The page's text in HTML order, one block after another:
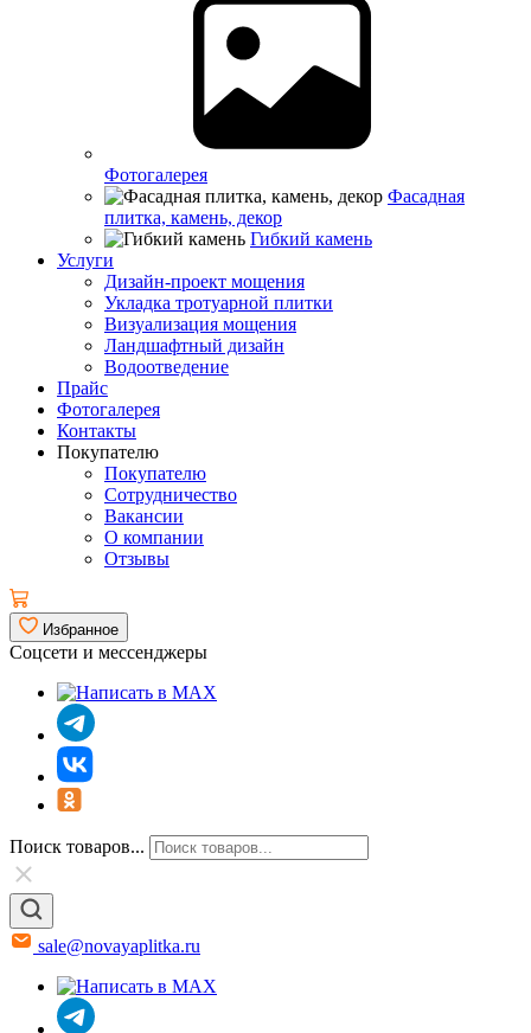
Фотогалерея
Фасадная
плитка, камень, декор
Гибкий камень
Услуги
Дизайн-проект мощения
Укладка тротуарной плитки
Визуализация мощения
Ландшафтный дизайн
Водоотведение
Прайс
Фотогалерея
Контакты
Покупателю
Покупателю
Сотрудничество
Вакансии
О компании
Отзывы
Избранное
Соцсети и мессенджеры
Поиск товаров...
sale@novayaplitka.ru